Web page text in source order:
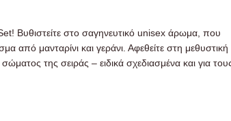
Βυθιστείτε στο σαγηνευτικό unisex άρωμα, που
από μανταρίνι και γεράνι. Αφεθείτε στη μεθυστική
της σειράς – ειδικά σχεδιασμένα και για